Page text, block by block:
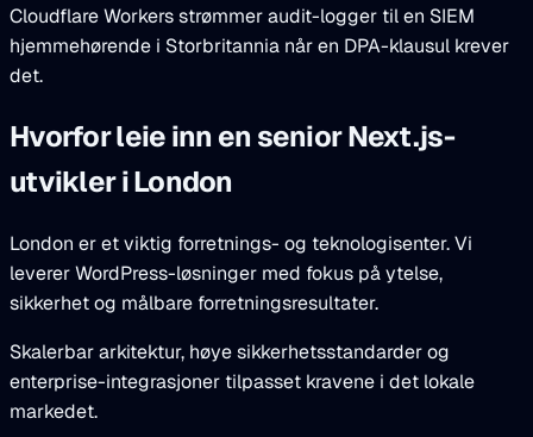
Cloudflare Workers strømmer audit-logger til en SIEM
hjemmehørende i Storbritannia når en DPA-klausul krever
det.
Hvorfor leie inn en senior Next.js-
utvikler i London
London er et viktig forretnings- og teknologisenter. Vi
leverer WordPress-løsninger med fokus på ytelse,
sikkerhet og målbare forretningsresultater.
Skalerbar arkitektur, høye sikkerhetsstandarder og
enterprise-integrasjoner tilpasset kravene i det lokale
markedet.